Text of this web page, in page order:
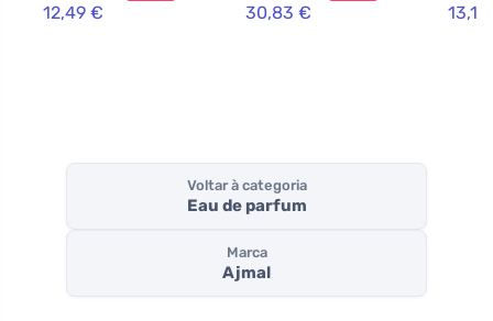
12,49 € 30,83 €
Voltar à categoria
Eau de parfum
Marca
Ajmal